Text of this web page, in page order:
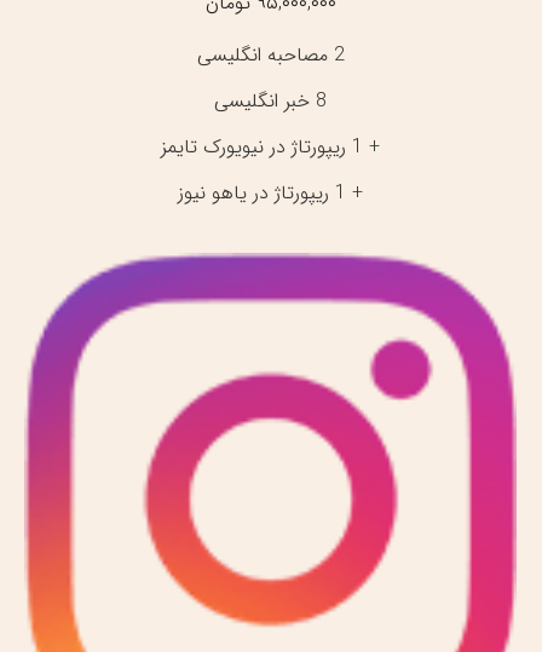
2 مصاحبه انگلیسی
8 خبر انگلیسی
+ 1 ریپورتاژ در نیویورک تایمز
+ 1 ریپورتاژ در یاهو نیوز